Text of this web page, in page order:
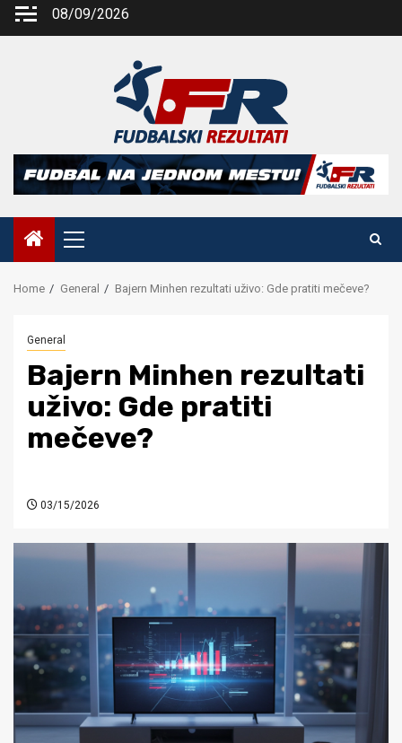
Skip
08/09/2026
Primary
Menu
Home General Bajern Minhen rezultati uživo: Gde pratiti mečeve?
General
Bajern Minhen rezultati
uživo: Gde pratiti
mečeve?
03/15/2026